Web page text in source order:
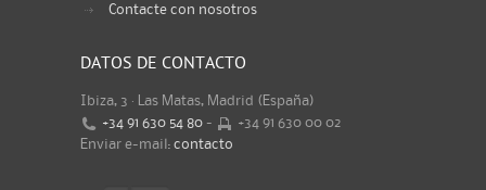
Contacte con nosotros
DATOS DE CONTACTO
Ibiza, 3 · Las Matas, Madrid (España)
+34 91 630 54 80 -
+34 91 630 00 02
Enviar e-mail: contacto